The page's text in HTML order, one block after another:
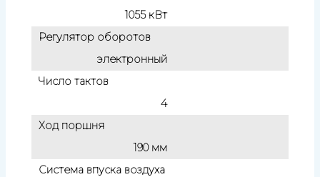
1055 кВт
Регулятор оборотов
электронный
Число тактов
4
Ход поршня
190 мм
Система впуска воздуха